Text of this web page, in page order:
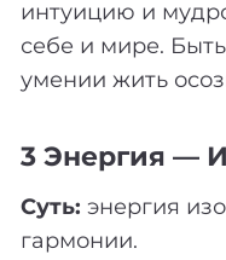
интуицию и
себе и мире.
умении жить
3 Энергия —
Суть: энергия
гармонии.